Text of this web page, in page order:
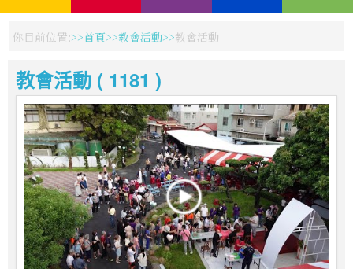
你目前位置: 首頁 教會活動 教會活動
教會活動 ( 1181 )